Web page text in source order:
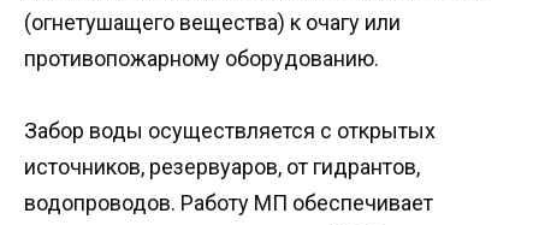
(огнетушащего вещества) к очагу или
противопожарному оборудованию.
Забор воды осуществляется с открытых
источников, резервуаров, от гидрантов,
водопроводов. Работу МП обеспечивает